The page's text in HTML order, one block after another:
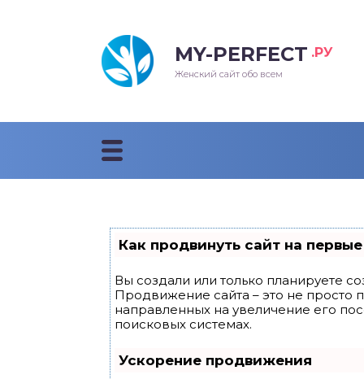
MY-PERFECT .РУ
Женский сайт обо всем
Как продвинуть сайт на
Вы создали или только планируете
Продвижение сайта – это не просто
направленных на увеличение его
поисковых системах.
Ускорение продвижения
прически 2018
стрижки 2018